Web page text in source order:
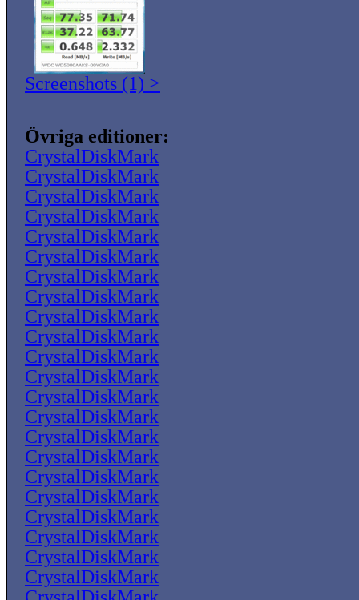
Screenshots (1) >
Övriga editioner:
CrystalDiskMark
CrystalDiskMark
CrystalDiskMark
CrystalDiskMark
CrystalDiskMark
CrystalDiskMark
CrystalDiskMark
CrystalDiskMark
CrystalDiskMark
CrystalDiskMark
CrystalDiskMark
CrystalDiskMark
CrystalDiskMark
CrystalDiskMark
CrystalDiskMark
CrystalDiskMark
CrystalDiskMark
CrystalDiskMark
CrystalDiskMark
CrystalDiskMark
CrystalDiskMark
CrystalDiskMark